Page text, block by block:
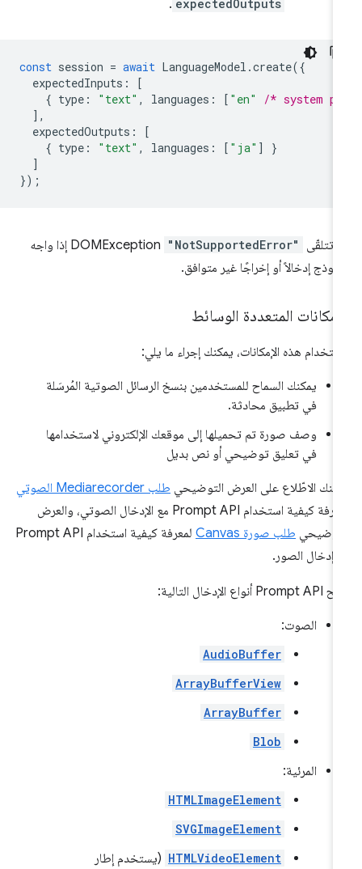
expectedOutputs
.
const session = await LanguageModel.create
expectedInputs
{ type : "text", languages : ["en" /* system
expectedOutputs
{ type : "text", languages : ["ja"
تتلقّى "NotSupportedError"
DOMException إذا واجه
إدخالاً أو إخراجًا غير متوافق.
المتعددة الوسائط
هذه الإمكانات، يمكنك إجراء ما يلي:
يمكنك السماح للمستخدمين بنسخ الرسائل الصوتية المُرسَلة
في تطبيق محادثة.
وصف صورة تم تحميلها إلى موقعك الإلكتروني لاستخدامها
في تعليق توضيحي أو نص بديل
الاطّلاع على العرض التوضيحيطلب Mediarecorder الصوتي
لمعرفة كيفية استخدام Prompt API مع الإدخال الصوتي، والعرض
طلب صورة Canvas
لمعرفة كيفية استخدام Prompt API
إدخال الصور.
الصوت:
AudioBuffer
ArrayBufferView
ArrayBuffer
Blob
المرئية:
HTMLImageElement
SVGImageElement
HTMLVideoElement (يستخدم إطار